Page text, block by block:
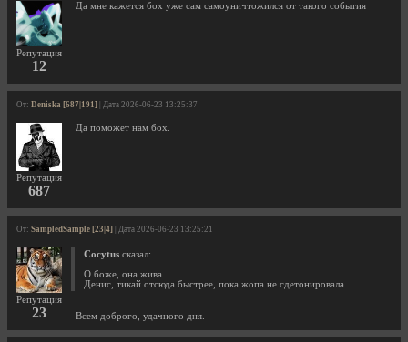
Репутация
12
Да мне кажется бох уже сам самоуничтожился от такого события
От: Deniska [687|191] | Дата 2026-06-23 13:25:37
Репутация
687
Да поможет нам бох.
От: SampledSample [23|4] | Дата 2026-06-23 13:25:21
Репутация
23
Cocytus сказал:
О боже, она жива
Денис, тикай отсюда быстрее, пока жопа не сдетонировала
Всем доброго, удачного дня.